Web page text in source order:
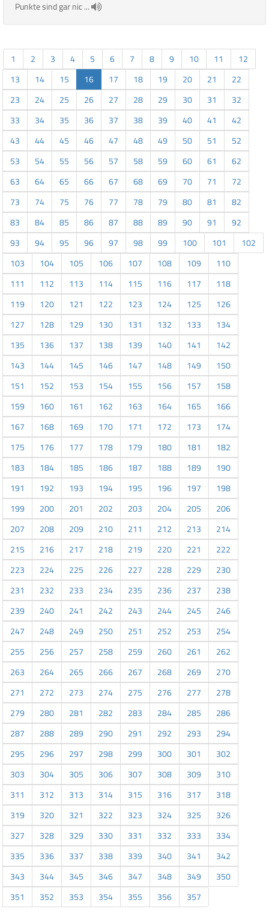
Punkte sind gar nic ...
1 2 3 4 5 6 7 8 9 10 11
12
13
14 15 16 17 18 19 20 21
22
23
24 25 26 27 28 29 30 31
32
33
34 35 36 37 38 39 40 41
42
43
44 45 46 47 48 49 50 51
52
53
54 55 56 57 58 59 60 61
62
63
64 65 66 67 68 69 70 71
72
73
74 75 76 77 78 79 80 81
82
83
84 85 86 87 88 89 90 91
92
93
94 95 96 97 98 99 100 101
102
103
104 105 106 107 108 109
110
111
112 113 114 115 116 117
118
119
120 121 122 123 124 125
126
127
128 129 130 131 132 133
134
135
136 137 138 139 140 141
142
143
144 145 146 147 148 149
150
151
152 153 154 155 156 157
158
159
160 161 162 163 164 165
166
167
168 169 170 171 172 173
174
175
176 177 178 179 180 181
182
183
184 185 186 187 188 189
190
191
192 193 194 195 196 197
198
199
200 201 202 203 204 205
206
207
208 209 210 211 212 213
214
215
216 217 218 219 220 221
222
223
224 225 226 227 228 229
230
231
232 233 234 235 236 237
238
239
240 241 242 243 244 245
246
247
248 249 250 251 252 253
254
255
256 257 258 259 260 261
262
263
264 265 266 267 268 269
270
271
272 273 274 275 276 277
278
279
280 281 282 283 284 285
286
287
288 289 290 291 292 293
294
295
296 297 298 299 300 301
302
303
304 305 306 307 308 309
310
311
312 313 314 315 316 317
318
319
320 321 322 323 324 325
326
327
328 329 330 331 332 333
334
335
336 337 338 339 340 341
342
343
344 345 346 347 348 349
350
351
352 353 354 355 356 357